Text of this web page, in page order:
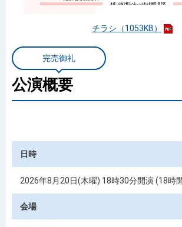
チラシ（1053KB）
完売御礼
公演概要
日時
2026年8月20日(木曜) 18時30分開演 (18時
会場